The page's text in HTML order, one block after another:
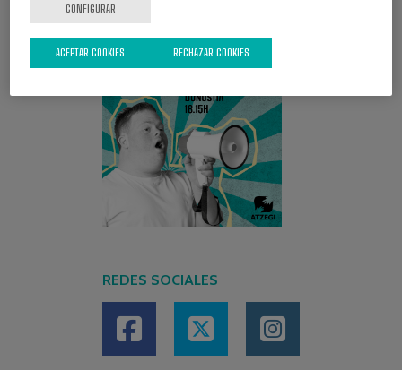
REDES SOCIALES
CONFIGURAR
RECHAZAR COOKIES
ACEPTAR COOKIES